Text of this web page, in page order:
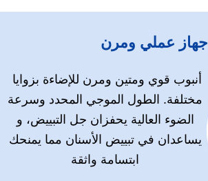
جهاز عملي ومرن
مختلفة. الطول الموجي المحدد وسرعة
الضوء العالية يحفزان جل التبييض، و
يساعدان في تبييض الأسنان مما يمنحك
ابتسامة واثقة